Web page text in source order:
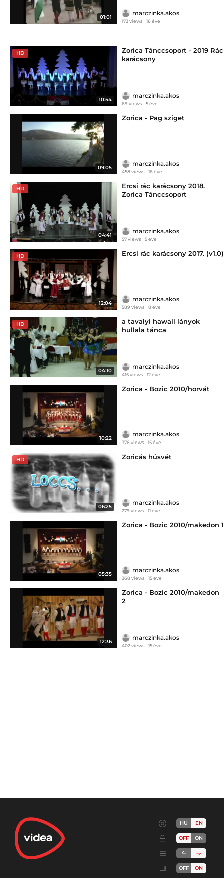
01:01
marczinka.akos
173 views 16 éve
HD
10:54
Zorica Tánccsoport - 2019 Rác
karácsony
marczinka.akos
69 views 5 éve
09:05
Zorica - Pag sziget
marczinka.akos
458 views 16 éve
HD
04:41
Ercsi rác karácsony 2018.
Zorica Tánccsoport
marczinka.akos
57 views 5 éve
HD
12:04
Ercsi rác karácsony 2017. (v1.0)
marczinka.akos
589 views 8 éve
HD
04:10
a tavalyi hawaii lányok
hullala tánca
marczinka.akos
415 views 12 éve
10:22
Zorica - Bozic 2010/horvát
marczinka.akos
376 views 15 éve
HD
06:25
Zoricás húsvét
marczinka.akos
279 views 11 éve
05:35
Zorica - Bozic 2010/makedon 1
marczinka.akos
368 views 15 éve
12:36
Zorica - Bozic 2010/makedon
2
marczinka.akos
402 views 15 éve
HU EN
OFF ON
OFF ON